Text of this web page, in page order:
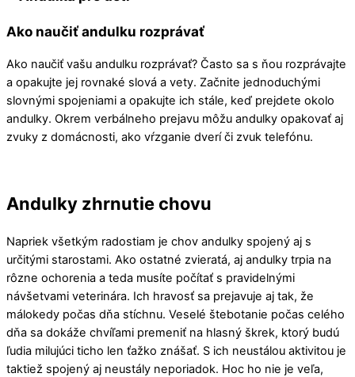
Ako naučiť andulku rozprávať
Ako naučiť vašu andulku rozprávať? Často sa s ňou rozprávajte
a opakujte jej rovnaké slová a vety. Začnite jednoduchými
slovnými spojeniami a opakujte ich stále, keď prejdete okolo
andulky. Okrem verbálneho prejavu môžu andulky opakovať aj
zvuky z domácnosti, ako vŕzganie dverí či zvuk telefónu.
Andulky zhrnutie chovu
Napriek všetkým radostiam je chov andulky spojený aj s
určitými starostami. Ako ostatné zvieratá, aj andulky trpia na
rôzne ochorenia a teda musíte počítať s pravidelnými
návšetvami veterinára. Ich hravosť sa prejavuje aj tak, že
málokedy počas dňa stíchnu. Veselé štebotanie počas celého
dňa sa dokáže chvíľami premeniť na hlasný škrek, ktorý budú
ľudia milujúci ticho len ťažko znášať. S ich neustálou aktivitou je
taktiež spojený aj neustály neporiadok. Hoc ho nie je veľa,